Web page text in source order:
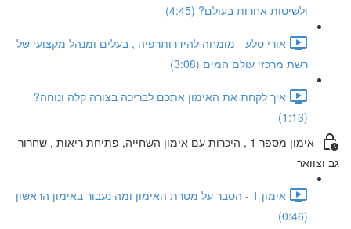
ולשיטות אחרות בעולם? (4:45)
אורי סלע - מומחה להידרותרפיה , בעלים ומנהל מקצועי של
רשת מרכזי עולם המים (3:08)
איך לקחת את האימון אתכם לבריכה בצורה קלה ונוחה?
(1:13)
אימון מספר 1 , היכרות עם אימון השחייה, פתיחת ריאות , שחרור
גב וצוואר
אימון 1 - הסבר על מטרת האימון ומה נעבור באימון הראשון
(0:46)